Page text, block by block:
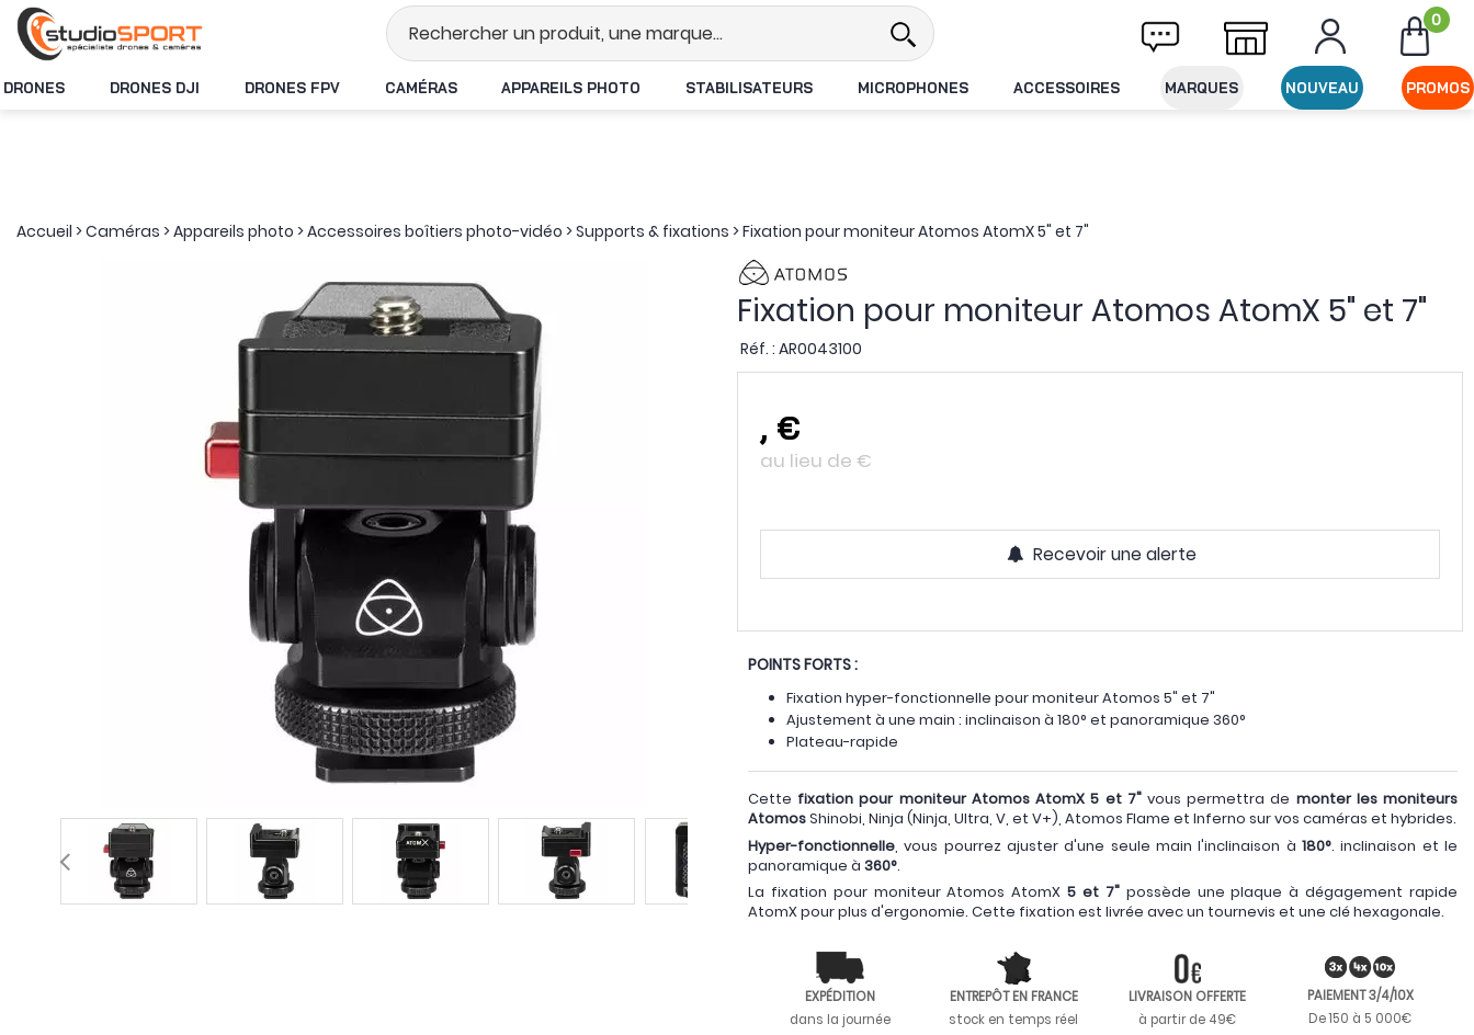
Stock en temps réel Livraison offerte dès 49€ d'achat 0
DRONES DRONES DJI DRONES FPV CAMÉRAS APPAREILS PHOTO STABILISATEURS MICROPHONES ACCESSOIRES MARQUES NOUVEAU PROMOS
Accueil >Caméras >Appareils photo >Accessoires boîtiers photo-vidéo >Supports & fixations >Fixation pour moniteur Atomos AtomX 5" et 7"
Fixation pour moniteur Atomos AtomX 5" et 7"
Réf. : AR0043100
, €
au lieu de €
Recevoir une alerte
POINTS FORTS :
Fixation hyper-fonctionnelle pour moniteur Atomos 5" et 7"
Ajustement à une main : inclinaison à 180° et panoramique 360°
Plateau-rapide
Cette fixation pour moniteur Atomos AtomX 5 et 7"vous permettra de monter les moniteurs
AtomosShinobi, Ninja (Ninja, Ultra, V, et V+), Atomos Flame et Inferno sur vos caméras et hybrides.
Hyper-fonctionnelle , vous pourrez ajuster d'une seule main l'inclinaison à 180°. inclinaison et le
panoramique à 360°.
La fixation pour moniteur Atomos AtomX5 et 7"possède une plaque à dégagement rapide
AtomX pour plus d'ergonomie. Cette fixation est livrée avec un tournevis et une clé hexagonale.
EXPÉDITION
dans la journée
ENTREPÔT EN FRANCE
stock en temps réel
LIVRAISON OFFERTE
à partir de 49€
PAIEMENT 3/4/10X
De 150 à 5 000€